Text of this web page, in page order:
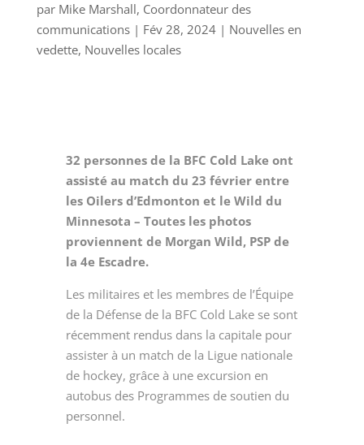
par Mike Marshall, Coordonnateur des
communications| Fév 28, 2024| Nouvelles en
vedette, Nouvelles locales
32 personnes de la BFC Cold Lake ont
assisté au match du 23 février entre
les Oilers d’Edmonton et le Wild du
Minnesota – Toutes les photos
proviennent de Morgan Wild, PSP de
la 4e Escadre.
Les militaires et les membres de l’Équipe
de la Défense de la BFC Cold Lake se sont
récemment rendus dans la capitale pour
assister à un match de la Ligue nationale
de hockey, grâce à une excursion en
autobus des Programmes de soutien du
personnel.